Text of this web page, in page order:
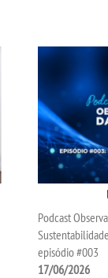
Podcast
episódio #003
17/06/2026